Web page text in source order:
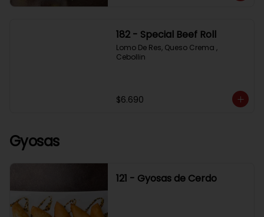
182 - Special Beef Roll
Lomo De Res, Queso Crema ,
Cebollin
$6.690
Gyosas
121 - Gyosas de Cerdo